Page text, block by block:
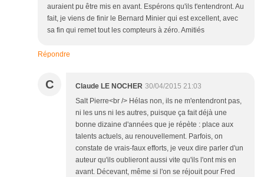
auraient pu être mis en avant. Espérons qu'ils t'entendront. Au
fait, je viens de finir le Bernard Minier qui est excellent, avec
sa fin qui remet tout les compteurs à zéro. Amitiés
Répondre
C Claude LE NOCHER 30/04/2015 21:03
Salt Pierre<br /> Hélas non, ils ne m'entendront pas,
ni les uns ni les autres, puisque ça fait déjà une
bonne dizaine d'années que je répète : place aux
talents actuels, au renouvellement. Parfois, on
constate de vrais-faux efforts, je veux dire parler d'un
auteur qu'ils oublieront aussi vite qu'ils l'ont mis en
avant. Décevant, même si l'on se réjouit pour Fred